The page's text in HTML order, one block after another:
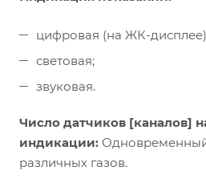
цифровая (на ЖК-
световая;
звуковая.
Число датчиков [каналов]
индикации:
различных газов.